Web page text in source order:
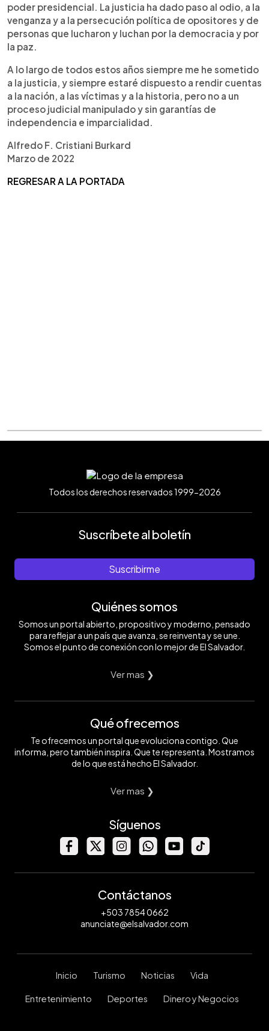
poder presidencial. La justicia ha dado paso al odio, a la
venganza y a la persecución política de opositores y de
personas que lucharon y luchan por la democracia y por
la paz.
A lo largo de todos estos años siempre me he sometido
a la justicia, y siempre estaré dispuesto a rendir cuentas
a la nación, a las víctimas y a la historia, pero no a un
proceso judicial manipulado y sin garantías de
independencia e imparcialidad.
Alfredo F. Cristiani Burkard
Marzo de 2022
REGRESAR A LA PORTADA
Todos los derechos reservados 1999-2026
Suscríbete al boletín
Suscribirme
Quiénes somos
Somos un portal abierto, propositivo y moderno, pensado
para reflejar a un país que avanza, se reinventa y se une.
Somos el punto de conexión con lo mejor de El Salvador.
Ver mas ❯
Qué ofrecemos
Te ofrecemos un portal que evoluciona contigo. Que
informa, pero también inspira. Que te representa. Mostramos
de lo que está hecho El Salvador.
Ver mas ❯
Síguenos
Contáctanos
+503 7854 0662
anunciate@elsalvador.com
Inicio Turismo Noticias Vida
Entretenimiento Deportes Dinero y Negocios